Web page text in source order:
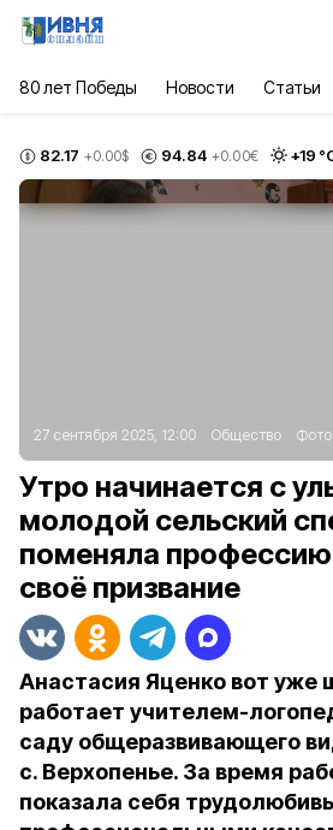
80 лет Победы Новости Статьи
82.17 +0.00$ 94.84 +0.00€ +19
27 сентября 2025, 12:00 Общество Фото:
Утро начинается с
молодой сельский
поменяла
своё призвание
Анастасия Яценко вот уже
работает учителем-
саду общеразвивающего
с. Верхопенье. За время
показала себя